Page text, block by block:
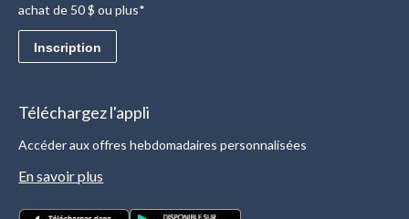
achat de 50 $ ou plus*
Inscription
Téléchargez l'appli
Accéder aux offres hebdomadaires personnalisées
En savoir plus